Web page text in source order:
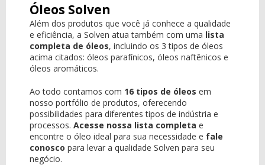
Óleos Solven
Além dos produtos que você já conhece a qualidade
e eficiência, a Solven atua também com uma lista
completa de óleos, incluindo os 3 tipos de óleos
acima citados: óleos parafínicos, óleos naftênicos e
óleos aromáticos.
Ao todo contamos com 16 tipos de óleos em
nosso portfólio de produtos, oferecendo
possibilidades para diferentes tipos de indústria e
processos. Acesse nossa lista completa e
encontre o óleo ideal para sua necessidade e fale
conosco para levar a qualidade Solven para seu
negócio.